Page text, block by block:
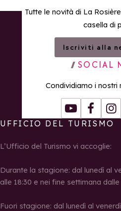
Tutte le novità di La
casella di
Iscriviti alla
SOCIAL
Condividiamo i nostri
YoutubeFacebook
UFFICIO DEL TURISMO
L’Ufficio del Turismo vi accoglie:
Durante la stagione: dal lunedì al
alle 18:30 e nei fine settimana dalle
Fuori stagione: dal lunedì al